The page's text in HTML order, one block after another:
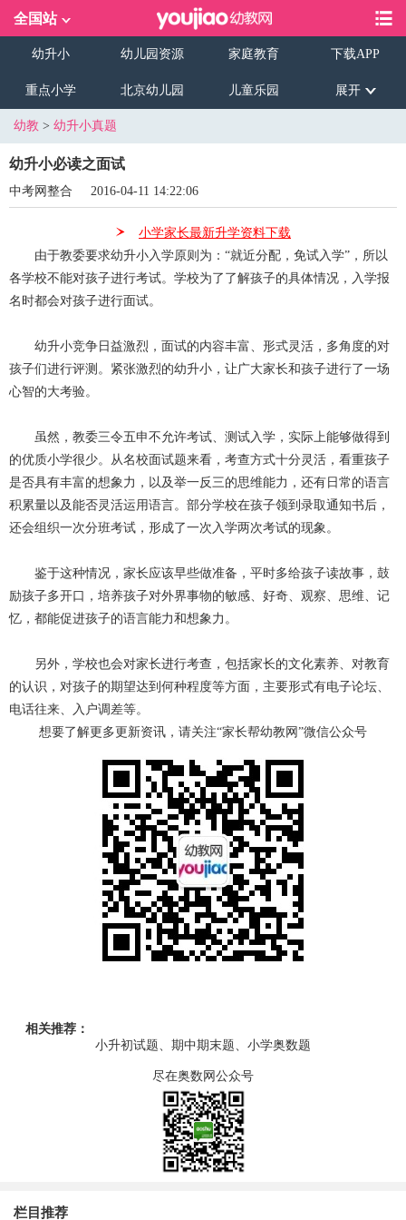
全国站
幼升小 幼儿园资源 家庭教育 下载APP
重点小学 北京幼儿园 儿童乐园 展开
幼教 > 幼升小真题
幼升小必读之面试
中考网整合 2016-04-11 14:22:06
小学家长最新升学资料下载
由于教委要求幼升小入学原则为：“就近分配，免试入学”，所以
各学校不能对孩子进行考试。学校为了了解孩子的具体情况，入学报
名时都会对孩子进行面试。
幼升小竞争日益激烈，面试的内容丰富、形式灵活，多角度的对
孩子们进行评测。紧张激烈的幼升小，让广大家长和孩子进行了一场
心智的大考验。
虽然，教委三令五申不允许考试、测试入学，实际上能够做得到
的优质小学很少。从名校面试题来看，考查方式十分灵活，看重孩子
是否具有丰富的想象力，以及举一反三的思维能力，还有日常的语言
积累量以及能否灵活运用语言。部分学校在孩子领到录取通知书后，
还会组织一次分班考试，形成了一次入学两次考试的现象。
鉴于这种情况，家长应该早些做准备，平时多给孩子读故事，鼓
励孩子多开口，培养孩子对外界事物的敏感、好奇、观察、思维、记
忆，都能促进孩子的语言能力和想象力。
另外，学校也会对家长进行考查，包括家长的文化素养、对教育
的认识，对孩子的期望达到何种程度等方面，主要形式有电子论坛、
电话往来、入户调差等。
想要了解更多更新资讯，请关注“家长帮幼教网”微信公众号
相关推荐：
小升初试题、期中期末题、小学奥数题
尽在奥数网公众号
栏目推荐